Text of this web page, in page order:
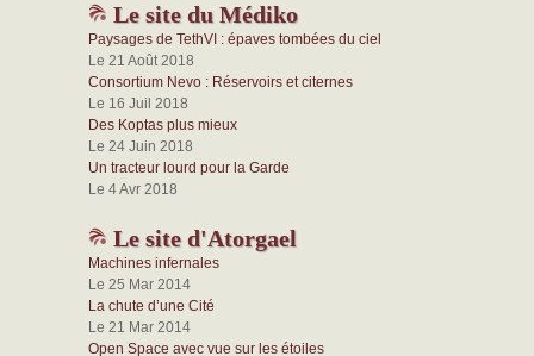
Le site du Médiko
Paysages de TethVI : épaves tombées du ciel
Le 21 Août 2018
Consortium Nevo : Réservoirs et citernes
Le 16 Juil 2018
Des Koptas plus mieux
Le 24 Juin 2018
Un tracteur lourd pour la Garde
Le 4 Avr 2018
Le site d'Atorgael
Machines infernales
Le 25 Mar 2014
La chute d’une Cité
Le 21 Mar 2014
Open Space avec vue sur les étoiles